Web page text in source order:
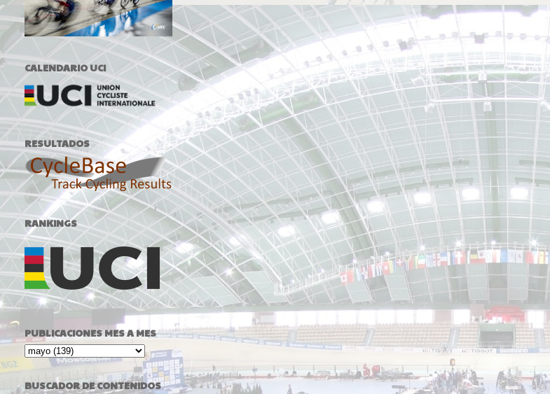
CALENDARIO UCI
RESULTADOS
RANKINGS
PUBLICACIONES MES A MES
BUSCADOR DE CONTENIDOS